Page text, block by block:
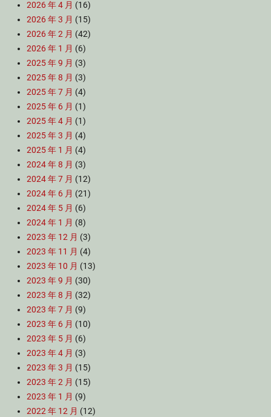
2026 年 4 月 (16)
2026 年 3 月 (15)
2026 年 2 月 (42)
2026 年 1 月 (6)
2025 年 9 月 (3)
2025 年 8 月 (3)
2025 年 7 月 (4)
2025 年 6 月 (1)
2025 年 4 月 (1)
2025 年 3 月 (4)
2025 年 1 月 (4)
2024 年 8 月 (3)
2024 年 7 月 (12)
2024 年 6 月 (21)
2024 年 5 月 (6)
2024 年 1 月 (8)
2023 年 12 月 (3)
2023 年 11 月 (4)
2023 年 10 月 (13)
2023 年 9 月 (30)
2023 年 8 月 (32)
2023 年 7 月 (9)
2023 年 6 月 (10)
2023 年 5 月 (6)
2023 年 4 月 (3)
2023 年 3 月 (15)
2023 年 2 月 (15)
2023 年 1 月 (9)
2022 年 12 月 (12)